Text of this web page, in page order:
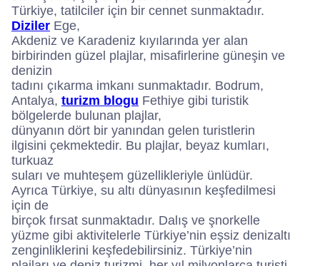
Türkiye, tatilciler için bir cennet sunmaktadır.
Diziler Ege,
Akdeniz ve Karadeniz kıyılarında yer alan
birbirinden güzel plajlar, misafirlerine güneşin ve
denizin
tadını çıkarma imkanı sunmaktadır. Bodrum,
Antalya, turizm blogu Fethiye gibi turistik
bölgelerde bulunan plajlar,
dünyanın dört bir yanından gelen turistlerin
ilgisini çekmektedir. Bu plajlar, beyaz kumları,
turkuaz
suları ve muhteşem güzellikleriyle ünlüdür.
Ayrıca Türkiye, su altı dünyasının keşfedilmesi
için de
birçok fırsat sunmaktadır. Dalış ve şnorkelle
yüzme gibi aktivitelerle Türkiye’nin eşsiz denizaltı
zenginliklerini keşfedebilirsiniz. Türkiye’nin